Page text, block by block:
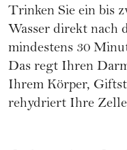
Trinken Sie ein bis
Wasser direkt nach
mindestens 30
Das regt Ihren
Ihrem Körper,
rehydriert Ihre